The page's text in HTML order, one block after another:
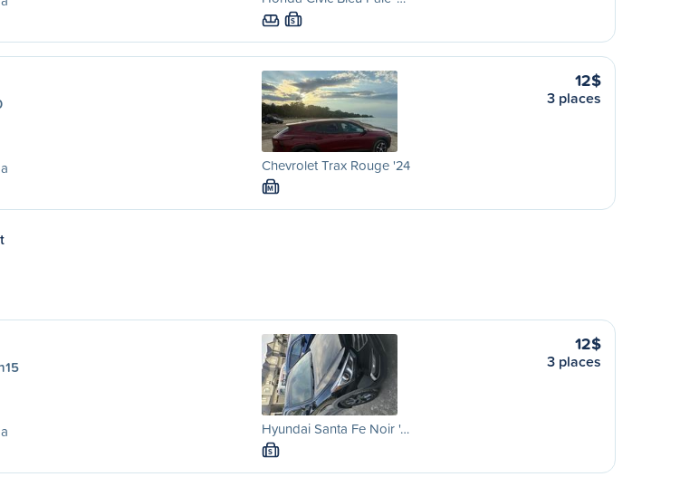
S
Chevrolet Trax Rouge '24
M
12$
3 places
Hyundai Santa Fe Noir '…
S
12$
3 places